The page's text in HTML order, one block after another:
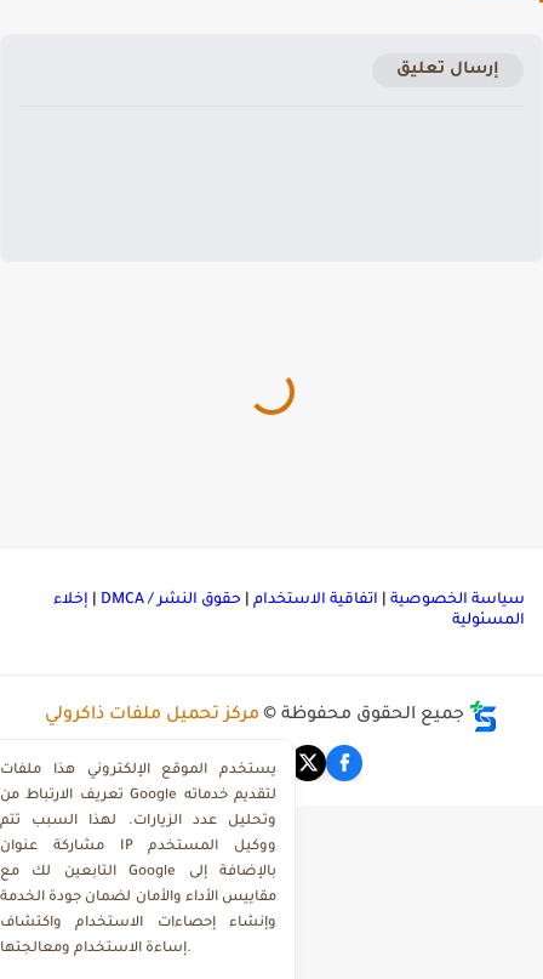
إرسال تعليق
الخصوصية|اتفاقية الاستخدام|حقوق النشر / DMCA |إخلاء
جميع الحقوق محفوظة © مركز تحميل ملفات ذاكرولي
يستخدم الموقع الإلكتروني هذا ملفات
تعريف الارتباط من Google لتقديم خدماته
وتحليل عدد الزيارات. لهذا السبب تتم
مشاركة عنوان IP ووكيل المستخدم
التابعين لك مع Google بالإضافة إلى
مقاييس الأداء والأمان لضمان جودة الخدمة
وإنشاء إحصاءات الاستخدام واكتشاف